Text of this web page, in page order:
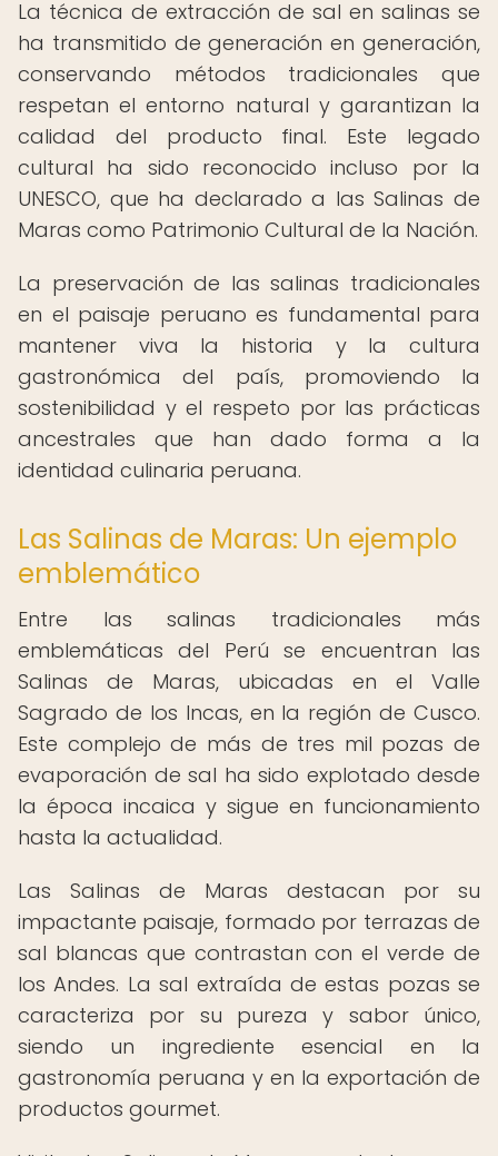
La técnica de extracción de sal en salinas se
ha transmitido de generación en generación,
conservando métodos tradicionales que
respetan el entorno natural y garantizan la
calidad del producto final. Este legado
cultural ha sido reconocido incluso por la
UNESCO, que ha declarado a las Salinas de
Maras como Patrimonio Cultural de la Nación.
La preservación de las salinas tradicionales
en el paisaje peruano es fundamental para
mantener viva la historia y la cultura
gastronómica del país, promoviendo la
sostenibilidad y el respeto por las prácticas
ancestrales que han dado forma a la
identidad culinaria peruana.
Las Salinas de Maras: Un ejemplo
emblemático
Entre las salinas tradicionales más
emblemáticas del Perú se encuentran las
Salinas de Maras, ubicadas en el Valle
Sagrado de los Incas, en la región de Cusco.
Este complejo de más de tres mil pozas de
evaporación de sal ha sido explotado desde
la época incaica y sigue en funcionamiento
hasta la actualidad.
Las Salinas de Maras destacan por su
impactante paisaje, formado por terrazas de
sal blancas que contrastan con el verde de
los Andes. La sal extraída de estas pozas se
caracteriza por su pureza y sabor único,
siendo un ingrediente esencial en la
gastronomía peruana y en la exportación de
productos gourmet.